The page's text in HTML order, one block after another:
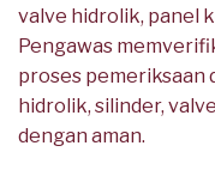
valve hidrolik, panel
Pengawas
proses pemeriksaan
hidrolik, silinder,
dengan aman.